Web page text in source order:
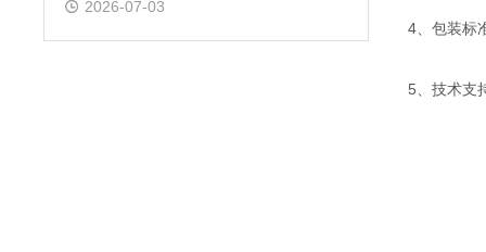
2026-07-03
4、包装标
5、技术支